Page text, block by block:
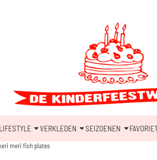
VERKLEDEN SEIZOENEN
meri fish plates